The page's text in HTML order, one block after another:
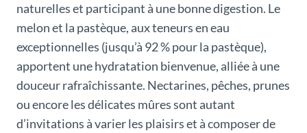
naturelles et participant à une bonne digestion. Le
melon et la pastèque, aux teneurs en eau
exceptionnelles (jusqu’à 92 % pour la pastèque),
apportent une hydratation bienvenue, alliée à une
douceur rafraîchissante. Nectarines, pêches, prunes
ou encore les délicates mûres sont autant
d’invitations à varier les plaisirs et à composer de